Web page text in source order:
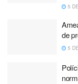
5
de
5